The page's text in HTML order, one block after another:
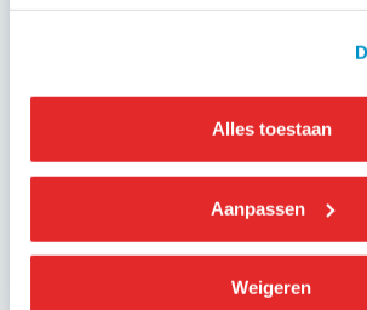
Alles toestaan
Aanpassen
Weigeren
Lid worden van KNV?
Wil je lid worden? Neem contact
vertellen we je precies wat je van